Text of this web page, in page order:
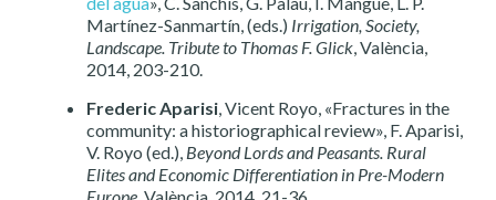
Martínez-Sanmartín, (eds.) Irrigation, Society,
Landscape. Tribute to Thomas F. Glick, València,
2014, 203-210.
Frederic Aparisi, Vicent Royo, «Fractures in the
community: a historiographical review», F. Aparisi,
V. Royo (ed.), Beyond Lords and Peasants. Rural
Elites and Economic Differentiation in Pre-Modern